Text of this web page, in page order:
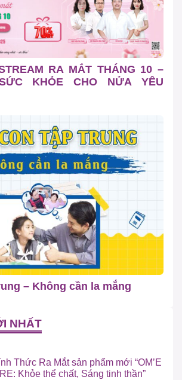
RA MẮT THÁNG 10 –
KHỎE CHO NỬA YÊU
– Không cần la mắng
NHẤT
Thức Ra Mắt sản phẩm mới “OM’E
Khỏe thể chất, Sáng tinh thần”